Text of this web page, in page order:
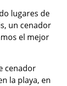
lugares de
un cenador
el mejor
cenador
la playa, en